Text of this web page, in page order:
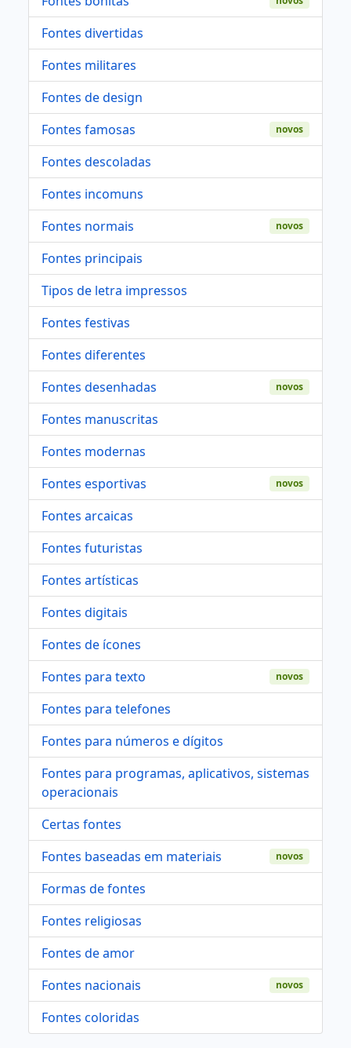
Fontes divertidas
Fontes militares
Fontes de design
Fontes famosas
novos
Fontes descoladas
Fontes incomuns
Fontes normais
novos
Fontes principais
Tipos de letra impressos
Fontes festivas
Fontes diferentes
Fontes desenhadas
novos
Fontes manuscritas
Fontes modernas
Fontes esportivas
novos
Fontes arcaicas
Fontes futuristas
Fontes artísticas
Fontes digitais
Fontes de ícones
Fontes para texto
novos
Fontes para telefones
Fontes para números e dígitos
Fontes para programas, aplicativos, sistemas
operacionais
Certas fontes
Fontes baseadas em materiais
novos
Formas de fontes
Fontes religiosas
Fontes de amor
Fontes nacionais
novos
Fontes coloridas